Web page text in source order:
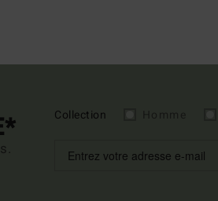
Collection